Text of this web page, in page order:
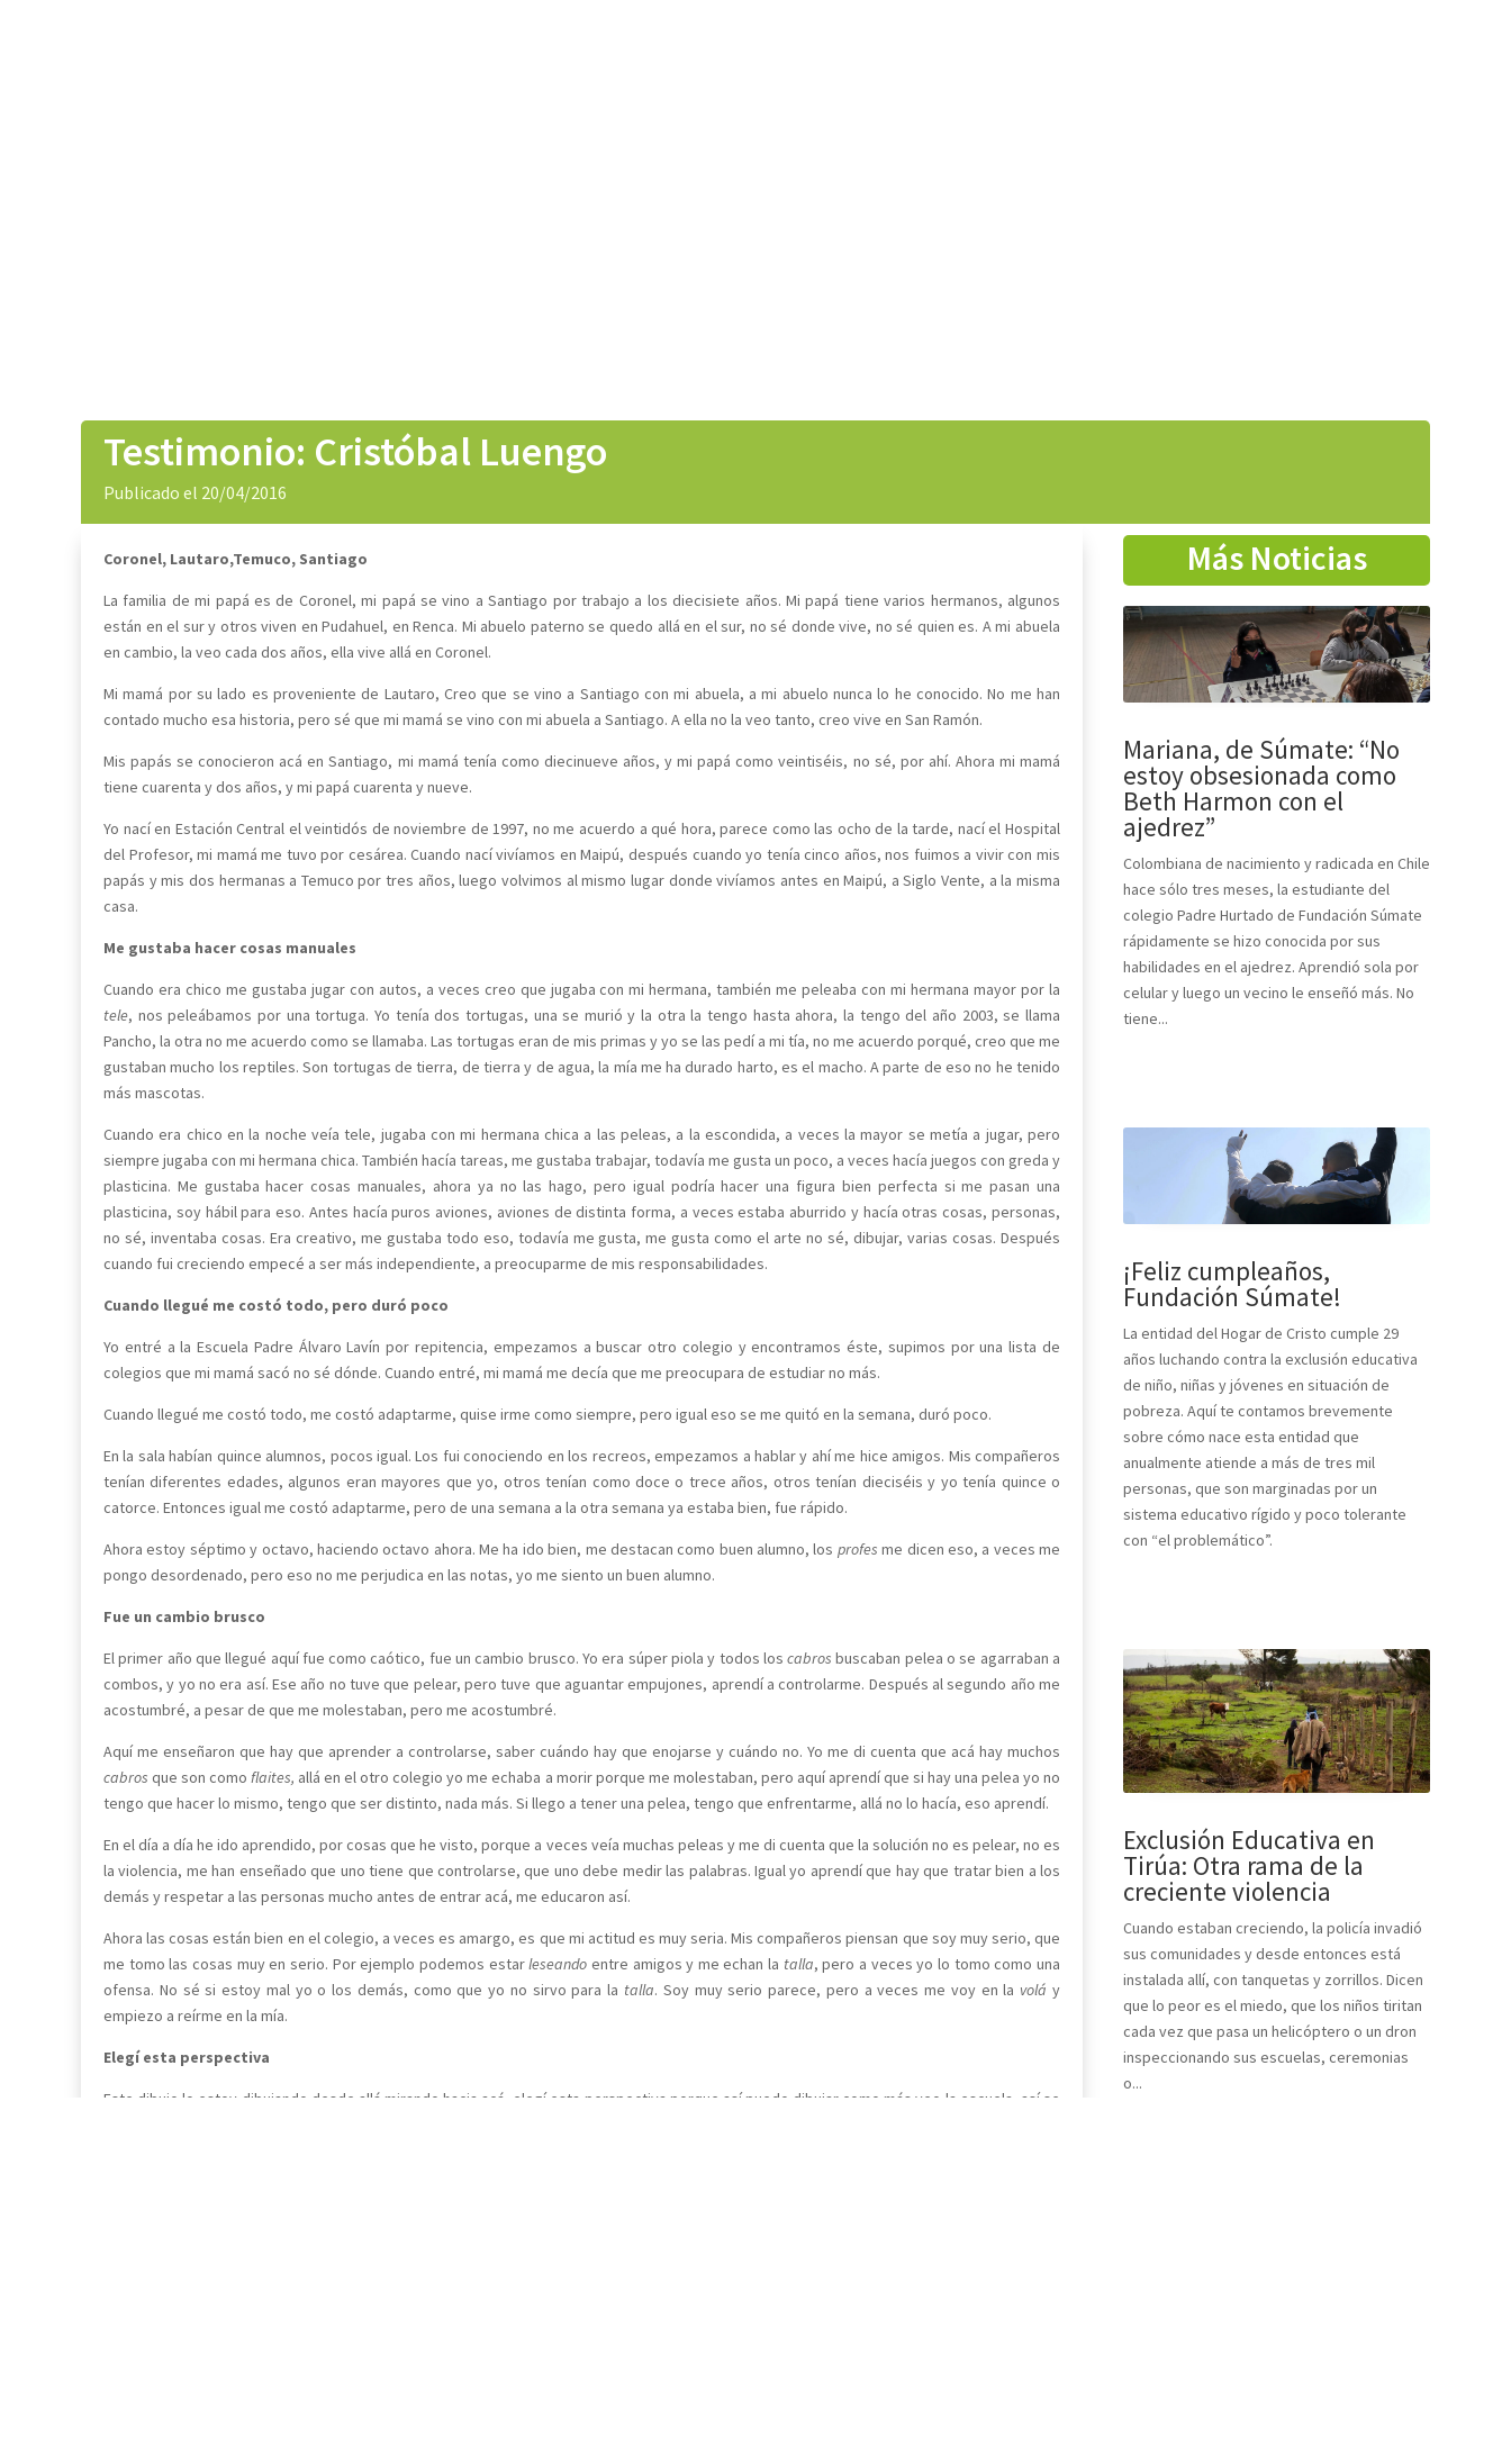
Testimonio: Cristóbal Luengo
Publicado el 20/04/2016
Coronel, Lautaro,Temuco, Santiago
La familia de mi papá es de Coronel, mi papá se vino a Santiago por trabajo a los diecisiete años. Mi papá tiene varios hermanos, algunos
están en el sur y otros viven en Pudahuel, en Renca. Mi abuelo paterno se quedo allá en el sur, no sé donde vive, no sé quien es. A mi abuela
en cambio, la veo cada dos años, ella vive allá en Coronel.
Mi mamá por su lado es proveniente de Lautaro, Creo que se vino a Santiago con mi abuela, a mi abuelo nunca lo he conocido. No me han
contado mucho esa historia, pero sé que mi mamá se vino con mi abuela a Santiago. A ella no la veo tanto, creo vive en San Ramón.
Mis papás se conocieron acá en Santiago, mi mamá tenía como diecinueve años, y mi papá como veintiséis, no sé, por ahí. Ahora mi mamá
tiene cuarenta y dos años, y mi papá cuarenta y nueve.
Yo nací en Estación Central el veintidós de noviembre de 1997, no me acuerdo a qué hora, parece como las ocho de la tarde, nací el Hospital
del Profesor, mi mamá me tuvo por cesárea. Cuando nací vivíamos en Maipú, después cuando yo tenía cinco años, nos fuimos a vivir con mis
papás y mis dos hermanas a Temuco por tres años, luego volvimos al mismo lugar donde vivíamos antes en Maipú, a Siglo Vente, a la misma
casa.
Me gustaba hacer cosas manuales
Cuando era chico me gustaba jugar con autos, a veces creo que jugaba con mi hermana, también me peleaba con mi hermana mayor por la
tele, nos peleábamos por una tortuga. Yo tenía dos tortugas, una se murió y la otra la tengo hasta ahora, la tengo del año 2003, se llama
Pancho, la otra no me acuerdo como se llamaba. Las tortugas eran de mis primas y yo se las pedí a mi tía, no me acuerdo porqué, creo que me
gustaban mucho los reptiles. Son tortugas de tierra, de tierra y de agua, la mía me ha durado harto, es el macho. A parte de eso no he tenido
más mascotas.
Cuando era chico en la noche veía tele, jugaba con mi hermana chica a las peleas, a la escondida, a veces la mayor se metía a jugar, pero
siempre jugaba con mi hermana chica. También hacía tareas, me gustaba trabajar, todavía me gusta un poco, a veces hacía juegos con greda y
plasticina. Me gustaba hacer cosas manuales, ahora ya no las hago, pero igual podría hacer una figura bien perfecta si me pasan una
plasticina, soy hábil para eso. Antes hacía puros aviones, aviones de distinta forma, a veces estaba aburrido y hacía otras cosas, personas,
no sé, inventaba cosas. Era creativo, me gustaba todo eso, todavía me gusta, me gusta como el arte no sé, dibujar, varias cosas. Después
cuando fui creciendo empecé a ser más independiente, a preocuparme de mis responsabilidades.
Cuando llegué me costó todo, pero duró poco
Yo entré a la Escuela Padre Álvaro Lavín por repitencia, empezamos a buscar otro colegio y encontramos éste, supimos por una lista de
colegios que mi mamá sacó no sé dónde. Cuando entré, mi mamá me decía que me preocupara de estudiar no más.
Cuando llegué me costó todo, me costó adaptarme, quise irme como siempre, pero igual eso se me quitó en la semana, duró poco.
En la sala habían quince alumnos, pocos igual. Los fui conociendo en los recreos, empezamos a hablar y ahí me hice amigos. Mis compañeros
tenían diferentes edades, algunos eran mayores que yo, otros tenían como doce o trece años, otros tenían dieciséis y yo tenía quince o
catorce. Entonces igual me costó adaptarme, pero de una semana a la otra semana ya estaba bien, fue rápido.
Ahora estoy séptimo y octavo, haciendo octavo ahora. Me ha ido bien, me destacan como buen alumno, los profes me dicen eso, a veces me
pongo desordenado, pero eso no me perjudica en las notas, yo me siento un buen alumno.
Fue un cambio brusco
El primer año que llegué aquí fue como caótico, fue un cambio brusco. Yo era súper piola y todos loscabrosbuscaban pelea o se agarraban a
combos, y yo no era así. Ese año no tuve que pelear, pero tuve que aguantar empujones, aprendí a controlarme. Después al segundo año me
acostumbré, a pesar de que me molestaban, pero me acostumbré.
Aquí me enseñaron que hay que aprender a controlarse, saber cuándo hay que enojarse y cuándo no. Yo me di cuenta que acá hay muchos
cabros que son como flaites, allá en el otro colegio yo me echaba a morir porque me molestaban, pero aquí aprendí que si hay una pelea yo no
tengo que hacer lo mismo, tengo que ser distinto, nada más. Si llego a tener una pelea, tengo que enfrentarme, allá no lo hacía, eso aprendí.
En el día a día he ido aprendido, por cosas que he visto, porque a veces veía muchas peleas y me di cuenta que la solución no es pelear, no es
la violencia, me han enseñado que uno tiene que controlarse, que uno debe medir las palabras. Igual yo aprendí que hay que tratar bien a los
demás y respetar a las personas mucho antes de entrar acá, me educaron así.
Ahora las cosas están bien en el colegio, a veces es amargo, es que mi actitud es muy seria. Mis compañeros piensan que soy muy serio, que
me tomo las cosas muy en serio. Por ejemplo podemos estarleseando entre amigos y me echan la talla, pero a veces yo lo tomo como una
ofensa. No sé si estoy mal yo o los demás, como que yo no sirvo para la talla. Soy muy serio parece, pero a veces me voy en la volá y
empiezo a reírme en la mía.
Elegí esta perspectiva
Este dibujo lo estoy dibujando desde allá mirando hacia acá, elegí esta perspectiva porque así puedo dibujar como más veo la escuela, así se
Más Noticias
Mariana, de Súmate: “No
estoy obsesionada como
Beth Harmon con el
ajedrez”
Colombiana de nacimiento y radicada en Chile
hace sólo tres meses, la estudiante del
colegio Padre Hurtado de Fundación Súmate
rápidamente se hizo conocida por sus
habilidades en el ajedrez. Aprendió sola por
celular y luego un vecino le enseñó más. No
tiene...
¡Feliz cumpleaños,
Fundación Súmate!
La entidad del Hogar de Cristo cumple 29
años luchando contra la exclusión educativa
de niño, niñas y jóvenes en situación de
pobreza. Aquí te contamos brevemente
sobre cómo nace esta entidad que
anualmente atiende a más de tres mil
personas, que son marginadas por un
sistema educativo rígido y poco tolerante
con “el problemático”.
Exclusión Educativa en
Tirúa: Otra rama de la
creciente violencia
Cuando estaban creciendo, la policía invadió
sus comunidades y desde entonces está
instalada allí, con tanquetas y zorrillos. Dicen
que lo peor es el miedo, que los niños tiritan
cada vez que pasa un helicóptero o un dron
inspeccionando sus escuelas, ceremonias
o...